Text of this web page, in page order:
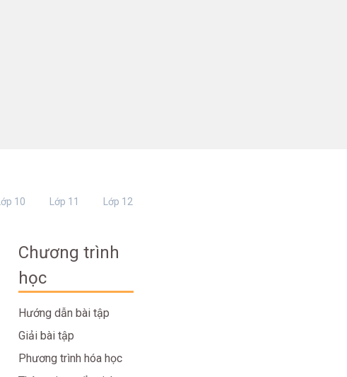
Lớp 10 Lớp 11 Lớp 12
Chương trình
học
Hướng dẫn bài tập
Giải bài tập
Phương trình hóa học